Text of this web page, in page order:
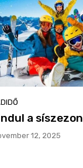
a síszezon
12, 2025